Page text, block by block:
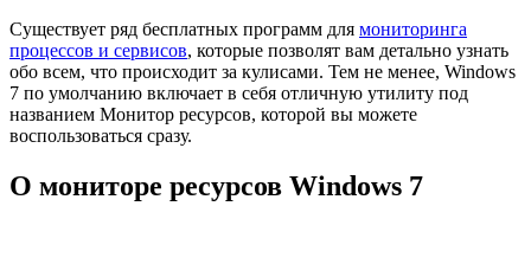
Существует ряд бесплатных программ для мониторинга
процессов и сервисов, которые позволят вам детально узнать
обо всем, что происходит за кулисами. Тем не менее, Windows
7 по умолчанию включает в себя отличную утилиту под
названием Монитор ресурсов, которой вы можете
воспользоваться сразу.
О мониторе ресурсов Windows 7